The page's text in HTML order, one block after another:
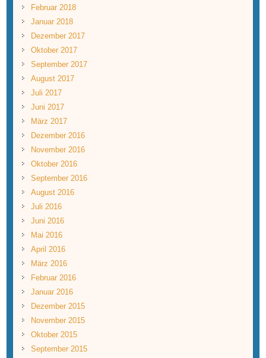
Februar 2018
Januar 2018
Dezember 2017
Oktober 2017
September 2017
August 2017
Juli 2017
Juni 2017
März 2017
Dezember 2016
November 2016
Oktober 2016
September 2016
August 2016
Juli 2016
Juni 2016
Mai 2016
April 2016
März 2016
Februar 2016
Januar 2016
Dezember 2015
November 2015
Oktober 2015
September 2015